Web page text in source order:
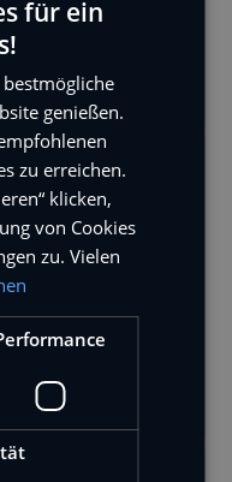
Trucks, inklusive
„Power Eagle",
nutzen?
Optionen zur
Apple Pay, Google
Browser
für ein
genießen.
zu erreichen.
klicken,
von Cookies
zu. Vielen